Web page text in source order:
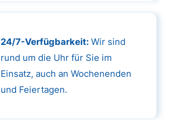
24/7-Verfügbarkeit:Wir sind
rund um die Uhr für Sie im
Einsatz, auch an Wochenenden
und Feiertagen.